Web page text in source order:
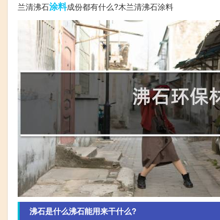
兰清沸石涂料成份都有什么?木兰清沸石涂料
沸石是什么沸石能用来干什么?